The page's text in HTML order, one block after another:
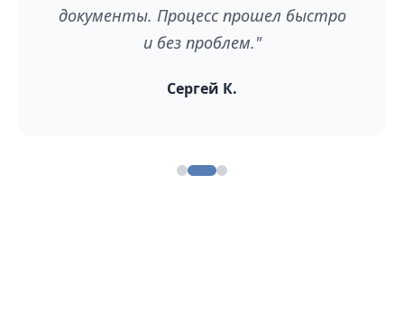
документы. Процесс прошел быстро
и без проблем."
Сергей К.